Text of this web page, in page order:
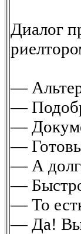
Диалог
—
—
—
—
— А
—
— То
— Да! Вы